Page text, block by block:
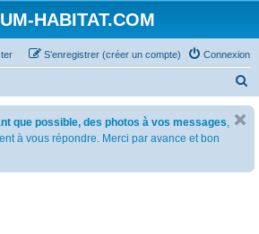
HABITAT.COM
Connexion
S’enregistrer (créer un compte)
e
que possible, des photos à vos messages,
à vous répondre. Merci par avance et bon